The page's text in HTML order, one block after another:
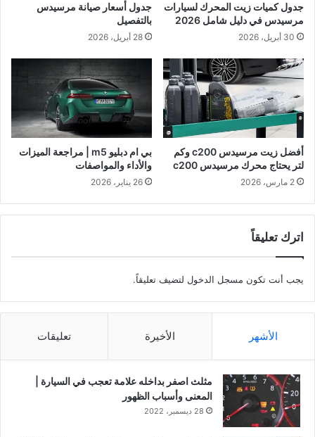
جدول كميات زيت المحرك لسيارات
مرسيدس في دليل شامل 2026
30 أبريل، 2026
جدول أسعار صيانة مرسيدس
بالتفصيل
28 أبريل، 2026
أفضل زيت مرسيدس c200 وكم
لتر يحتاج محرك مرسيدس c200
2 مارس، 2026
بي ام دبليو m5 | مراجعة الميزات
والأداء والمواصفات
26 يناير، 2026
اترك تعليقاً
يجب أنت تكون مسجل الدخول لتضيف تعليقاً.
الأشهر الأخيرة تعليقات
مثلث اصفر بداخله علامة تعجب في السيارة |
المعنى وأسباب الظهور
28 ديسمبر، 2022